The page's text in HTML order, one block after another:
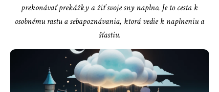
prekonávať prekážky a žiť svoje sny naplno. Je to cesta k
osobnému rastu a sebapoznávania, ktorá vedie k naplneniu a
šťastiu.